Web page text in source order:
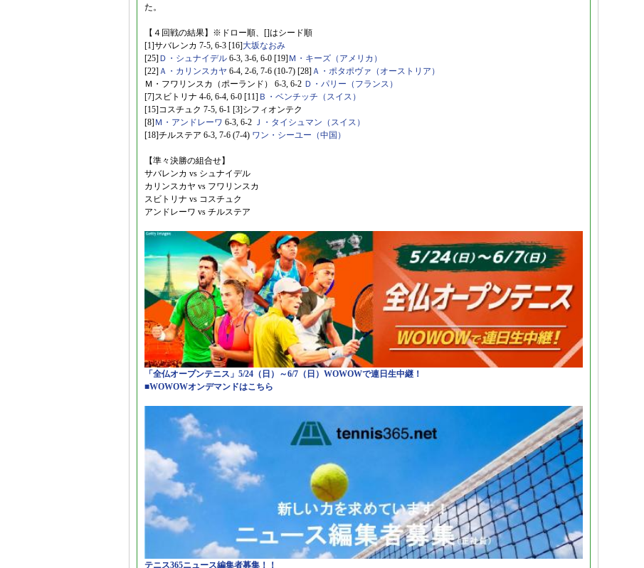
た。
【４回戦の結果】※ドロー順、[]はシード順
[1]サバレンカ 7-5, 6-3 [16]大坂なおみ
[25] Ｄ・シュナイデル 6-3, 3-6, 6-0 [19] Ｍ・キーズ（アメリカ）
[22] Ａ・カリンスカヤ 6-4, 2-6, 7-6 (10-7) [28] Ａ・ポタポヴァ（オーストリア）
Ｍ・フワリンスカ（ポーランド） 6-3, 6-2 Ｄ・パリー（フランス）
[7]スビトリナ 4-6, 6-4, 6-0 [11] Ｂ・ベンチッチ（スイス）
[15]コスチュク 7-5, 6-1 [3]シフィオンテク
[8] Ｍ・アンドレーワ 6-3, 6-2 Ｊ・タイシュマン（スイス）
[18]チルステア 6-3, 7-6 (7-4) ワン・シーユー（中国）
【準々決勝の組合せ】
サバレンカ vs シュナイデル
カリンスカヤ vs フワリンスカ
スビトリナ vs コスチュク
アンドレーワ vs チルステア
「全仏オープンテニス」5/24（日）～6/7（日）WOWOWで連日生中継！
■WOWOWオンデマンドはこちら
テニス365ニュース編集者募集！！